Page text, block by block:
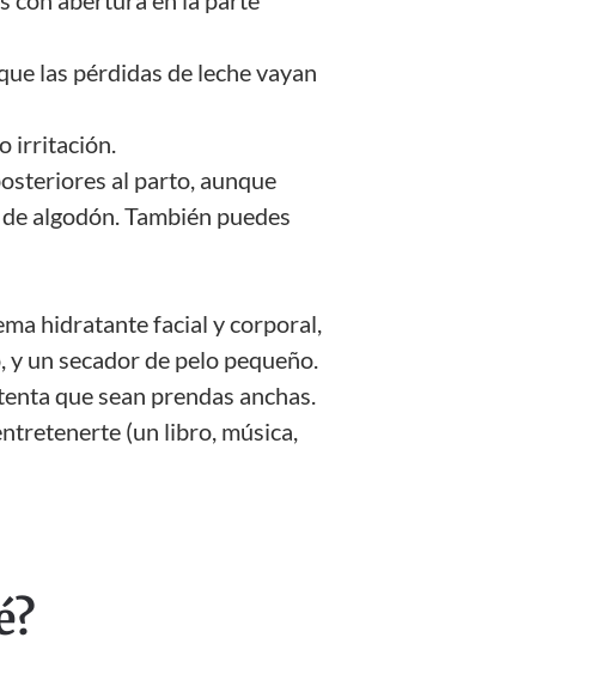
las pérdidas de leche vayan
irritación.
al parto, aunque
algodón. También puedes
hidratante facial y corporal,
un secador de pelo pequeño.
que sean prendas anchas.
(un libro, música,